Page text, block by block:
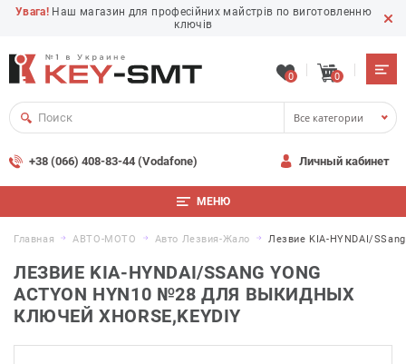
Увага! Наш магазин для професійних майстрів по виготовленню
ключів
0 0
Все категории
+38 (066) 408-83-44 (Vodafone) Личный кабинет
МЕНЮ
Главная АВТО-МОТО Авто Лезвия-Жало Лезвие KIA-HYNDAI/
ЛЕЗВИЕ KIA-HYNDAI/SSANG YONG
ACTYON HYN10 №28 ДЛЯ ВЫКИДНЫХ
КЛЮЧЕЙ XHORSE,KEYDIY